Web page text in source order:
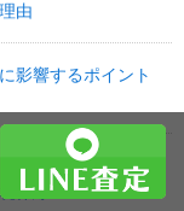
由
影響するポイント
ボン）」はどこま
界線